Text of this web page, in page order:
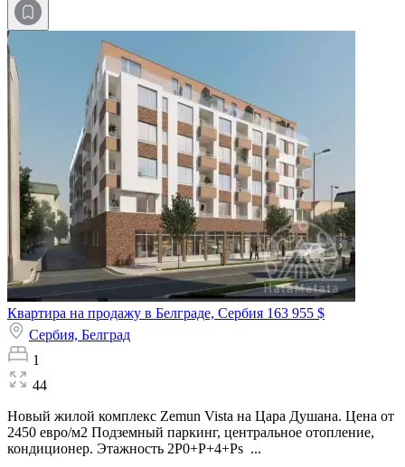
Квартира на продажу в Белграде, Сербия 163 955 $
Сербия, Белград
1
44
Новый жилой комплекс Zemun Vista на Цара Душана. Цена от
2450 евро/м2 Подземный паркинг, центральное отопление,
кондиционер. Этажность 2P0+P+4+Ps ...